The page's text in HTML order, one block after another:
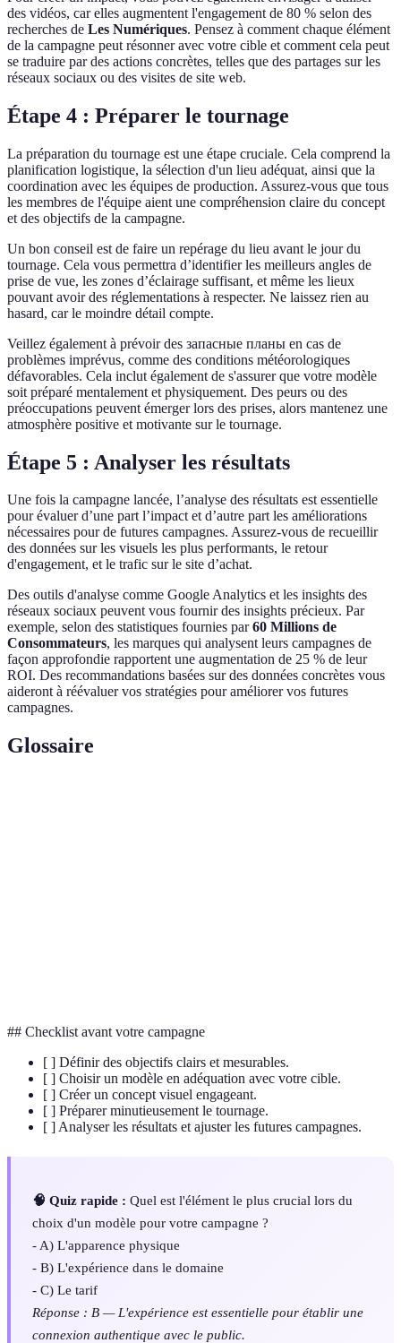
des vidéos, car elles augmentent l'engagement de 80 % selon des
recherches de Les Numériques. Pensez à comment chaque élément
de la campagne peut résonner avec votre cible et comment cela peut
se traduire par des actions concrètes, telles que des partages sur les
réseaux sociaux ou des visites de site web.
Étape 4 : Préparer le tournage
La préparation du tournage est une étape cruciale. Cela comprend la
planification logistique, la sélection d'un lieu adéquat, ainsi que la
coordination avec les équipes de production. Assurez-vous que tous
les membres de l'équipe aient une compréhension claire du concept
et des objectifs de la campagne.
Un bon conseil est de faire un repérage du lieu avant le jour du
tournage. Cela vous permettra d’identifier les meilleurs angles de
prise de vue, les zones d’éclairage suffisant, et même les lieux
pouvant avoir des réglementations à respecter. Ne laissez rien au
hasard, car le moindre détail compte.
Veillez également à prévoir des запасные планы en cas de
problèmes imprévus, comme des conditions météorologiques
défavorables. Cela inclut également de s'assurer que votre modèle
soit préparé mentalement et physiquement. Des peurs ou des
préoccupations peuvent émerger lors des prises, alors mantenez une
atmosphère positive et motivante sur le tournage.
Étape 5 : Analyser les résultats
Une fois la campagne lancée, l’analyse des résultats est essentielle
pour évaluer d’une part l’impact et d’autre part les améliorations
nécessaires pour de futures campagnes. Assurez-vous de recueillir
des données sur les visuels les plus performants, le retour
d'engagement, et le trafic sur le site d’achat.
Des outils d'analyse comme Google Analytics et les insights des
réseaux sociaux peuvent vous fournir des insights précieux. Par
exemple, selon des statistiques fournies par60 Millions de
Consommateurs, les marques qui analysent leurs campagnes de
façon approfondie rapportent une augmentation de 25 % de leur
ROI. Des recommandations basées sur des données concrètes vous
aideront à réévaluer vos stratégies pour améliorer vos futures
campagnes.
Glossaire
## Checklist avant votre campagne
[ ] Définir des objectifs clairs et mesurables.
[ ] Choisir un modèle en adéquation avec votre cible.
[ ] Créer un concept visuel engageant.
[ ] Préparer minutieusement le tournage.
[ ] Analyser les résultats et ajuster les futures campagnes.
🧠 Quiz rapide : Quel est l'élément le plus crucial lors du
choix d'un modèle pour votre campagne ?
- A) L'apparence physique
- B) L'expérience dans le domaine
- C) Le tarif
Réponse : B — L'expérience est essentielle pour établir une
connexion authentique avec le public.